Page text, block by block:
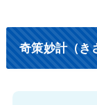
奇策妙計（き